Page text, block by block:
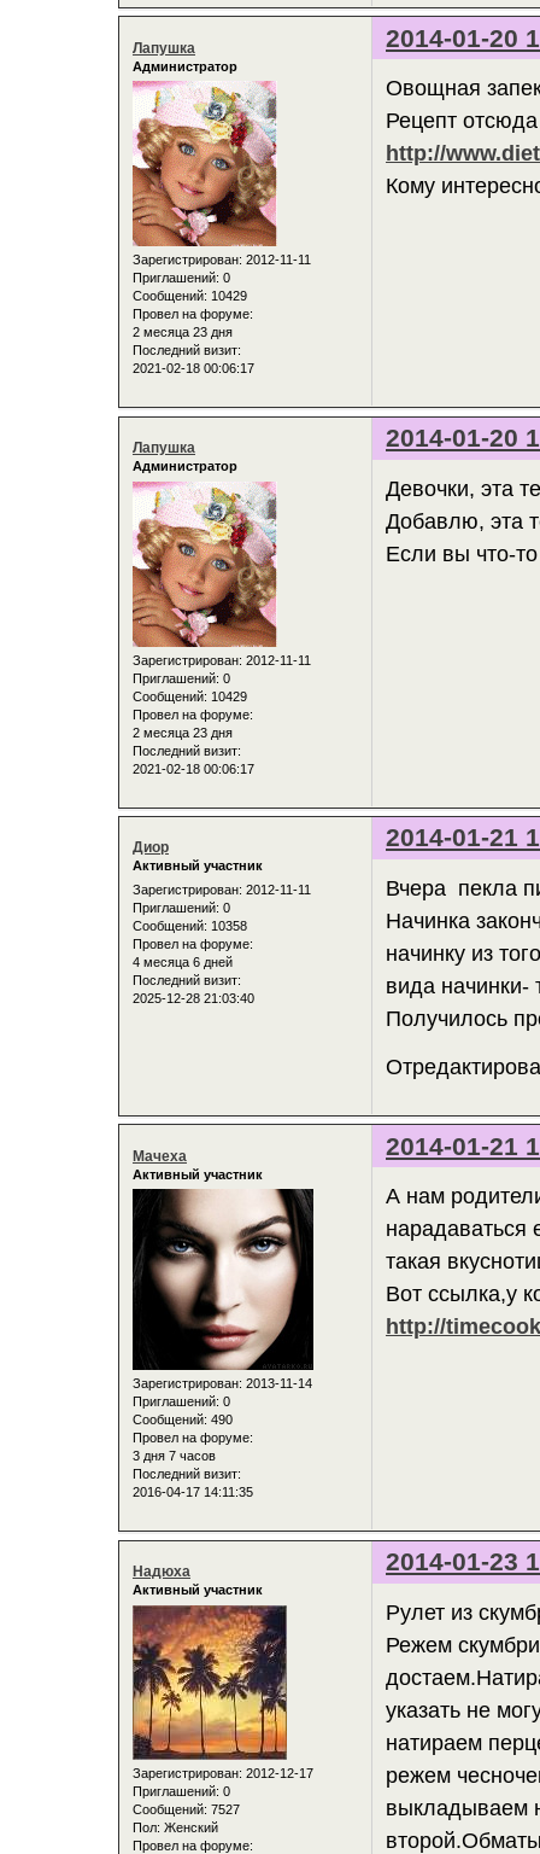
2014-01-20
Лапушка
Администратор
Зарегистрирован: 2012-11-11
Приглашений: 0
Сообщений: 10429
Провел на форуме:
2 месяца 23 дня
Последний визит:
2021-02-18 00:06:17
Овощная
Рецепт отсюда
http://
Кому
2014-01-20
Лапушка
Администратор
Зарегистрирован: 2012-11-11
Приглашений: 0
Сообщений: 10429
Провел на форуме:
2 месяца 23 дня
Последний визит:
2021-02-18 00:06:17
Девочки, эта
Добавлю, эта
Если вы что-
2014-01-21
Диор
Активный участник
Зарегистрирован: 2012-11-11
Приглашений: 0
Сообщений: 10358
Провел на форуме:
4 месяца 6 дней
Последний визит:
2025-12-28 21:03:40
Вчера пекла
Начинка
начинку из
вида начинки-
Получилось
2014-01-21
Мачеха
Активный участник
Зарегистрирован: 2013-11-14
Приглашений: 0
Сообщений: 490
Провел на форуме:
3 дня 7 часов
Последний визит:
2016-04-17 14:11:35
А нам
нарадаваться
такая
Вот ссылка,у
http://
2014-01-23
Надюха
Активный участник
Зарегистрирован: 2012-12-17
Приглашений: 0
Сообщений: 7527
Пол: Женский
Провел на форуме:
Рулет из
Режем
указать не
натираем
режем
выкладываем